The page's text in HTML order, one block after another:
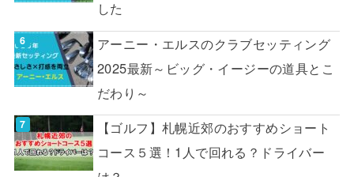
した
アーニー・エルスのクラブセッティング
2025最新～ビッグ・イージーの道具とこ
だわり～
【ゴルフ】札幌近郊のおすすめショート
コース５選！1人で回れる？ドライバー